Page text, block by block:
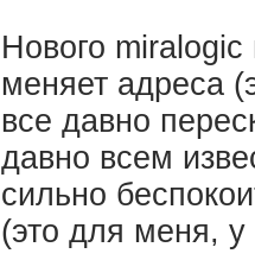
Нового miralogic
меняет адреса
все давно
давно всем
сильно
(это для меня,